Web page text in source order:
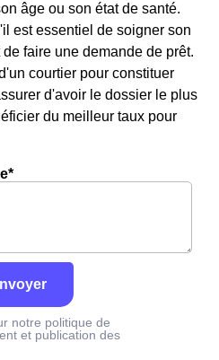
âge ou son état de santé.
est essentiel de soigner son
faire une demande de prêt.
courtier pour constituer
d'avoir le dossier le plus
du meilleur taux pour
notre politique de
et publication des